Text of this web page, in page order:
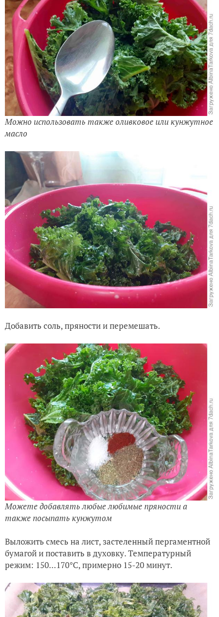
Можно использовать также оливковое или кунжутное
масло
Добавить соль, пряности и перемешать.
Можете добавлять любые любимые пряности а
также посыпать кунжутом
Выложить смесь на лист, застеленный пергаментной
бумагой и поставить в духовку. Температурный
режим: 150...170°С, примерно 15-20 минут.